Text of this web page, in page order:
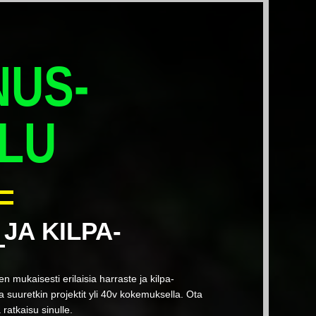
KILPA-
mukaisesti erilaisia harraste ja kilpa-
suuretkin projektit yli 40v kokemuksella. Ota
sinulle.